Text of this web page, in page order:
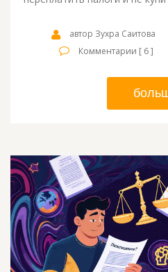
автор Зухра Саитова
Комментарии [ 6 ]